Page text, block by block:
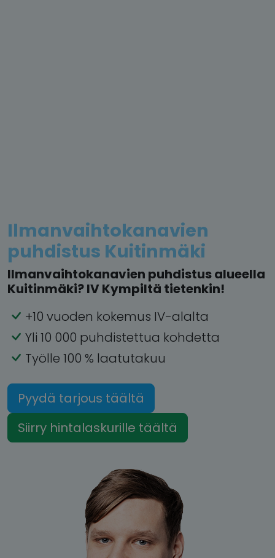
Ilmanvaihtokanavien
puhdistus Kuitinmäki
Ilmanvaihtokanavien puhdistus alueella
Kuitinmäki? IV Kympiltä tietenkin!
+10 vuoden kokemus IV-alalta
Yli 10 000 puhdistettua kohdetta
Työlle 100 % laatutakuu
Pyydä tarjous täältä
Siirry hintalaskurille täältä